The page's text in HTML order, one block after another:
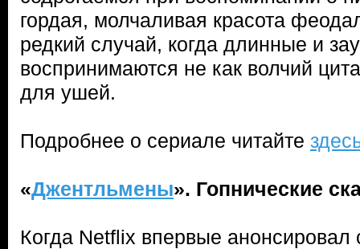
гордая, молчаливая красота
редкий случай, когда длинные и
воспринимаются не как волчий
для ушей.
Подробнее о сериале читайте
«Джентльмены». Гопнические
Когда Netflix впервые анонсировал